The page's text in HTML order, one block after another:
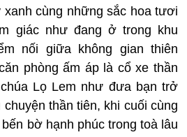
xanh cùng những sắc hoa tươi
giác như đang ở trong khu
nối giữa không gian thiên
phòng ấm áp là cổ xe thần
Lọ Lem như đưa bạn trở
thần tiên, khi cuối cùng
bờ hạnh phúc trong toà lâu